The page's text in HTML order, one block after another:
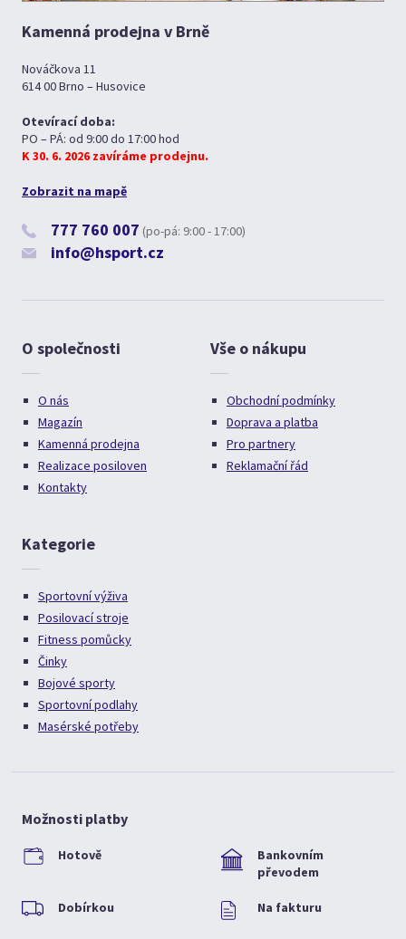
Kamenná prodejna v Brně
Nováčkova 11
614 00 Brno – Husovice
Otevírací doba:
PO – PÁ: od 9:00 do 17:00 hod
K 30. 6. 2026 zavíráme prodejnu.
Zobrazit na mapě
777 760 007 (po-pá: 9:00 - 17:00)
info@hsport.cz
O společnosti
O nás
Magazín
Kamenná prodejna
Realizace posiloven
Kontakty
Vše o nákupu
Obchodní podmínky
Doprava a platba
Pro partnery
Reklamační řád
Kategorie
Sportovní výživa
Posilovací stroje
Fitness pomůcky
Činky
Bojové sporty
Sportovní podlahy
Masérské potřeby
Možnosti platby
Hotově
Bankovním
převodem
Dobírkou Na fakturu